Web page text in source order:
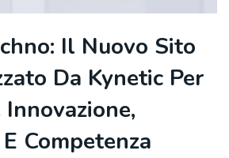
Il Nuovo Sito
Da Kynetic Per
Competenza